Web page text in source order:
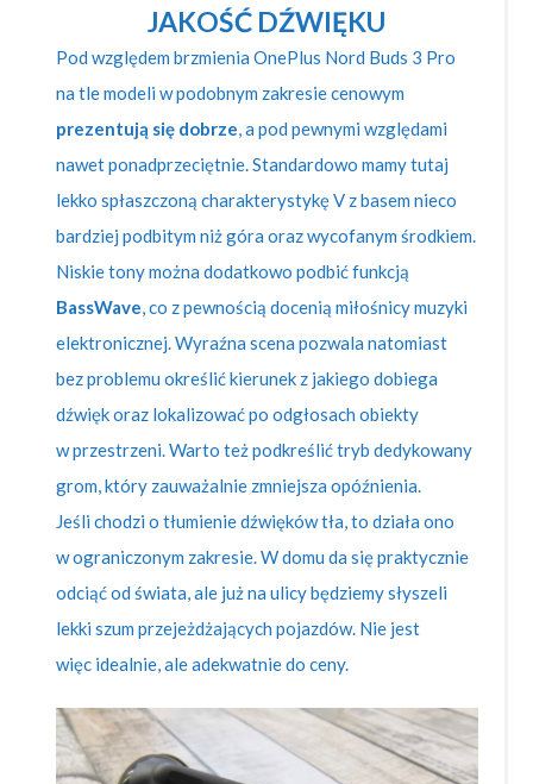
JAKOŚĆ DŹWIĘKU
Pod względem brzmienia OnePlus Nord Buds 3 Pro
na tle modeli w podobnym zakresie cenowym
prezentują się dobrze, a pod pewnymi względami
nawet ponadprzeciętnie. Standardowo mamy tutaj
lekko spłaszczoną charakterystykę V z basem nieco
bardziej podbitym niż góra oraz wycofanym środkiem.
Niskie tony można dodatkowo podbić funkcją
BassWave, co z pewnością docenią miłośnicy muzyki
elektronicznej. Wyraźna scena pozwala natomiast
bez problemu określić kierunek z jakiego dobiega
dźwięk oraz lokalizować po odgłosach obiekty
w przestrzeni. Warto też podkreślić tryb dedykowany
grom, który zauważalnie zmniejsza opóźnienia.
Jeśli chodzi o tłumienie dźwięków tła, to działa ono
w ograniczonym zakresie. W domu da się praktycznie
odciąć od świata, ale już na ulicy będziemy słyszeli
lekki szum przejeżdżających pojazdów. Nie jest
więc idealnie, ale adekwatnie do ceny.